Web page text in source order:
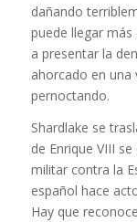
dañando
puede llegar
a presentar la
ahorcado en una
pernoctando.
Shardlake se
de Enrique VIII
militar contra la
español hace
Hay que